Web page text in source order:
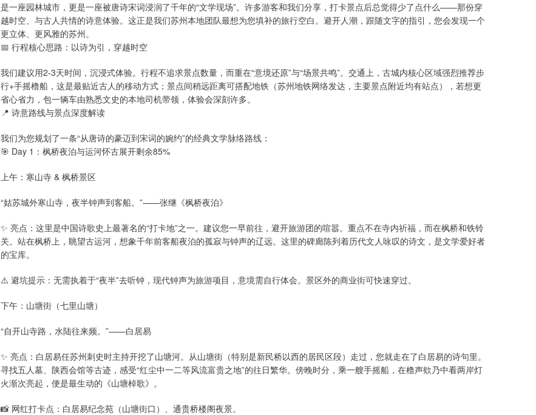
是一座园林城市，更是一座被唐诗宋词浸润了千年的“文学现场”。许多游客和我们分享，打卡景点后总觉得少了点什么——那份穿
越时空、与古人共情的诗意体验。这正是我们苏州本地团队最想为您填补的旅行空白。避开人潮，跟随文字的指引，您会发现一个
更立体、更风雅的苏州。
📅 行程核心思路：以诗为引，穿越时空
我们建议用2-3天时间，沉浸式体验。行程不追求景点数量，而重在“意境还原”与“场景共鸣”。交通上，古城内核心区域强烈推荐步
行+手摇橹船，这是最贴近古人的移动方式；景点间稍远距离可搭配地铁（苏州地铁网络发达，主要景点附近均有站点），若想更
省心省力，包一辆车由熟悉文史的本地司机带领，体验会深刻许多。
📍 诗意路线与景点深度解读
我们为您规划了一条“从唐诗的豪迈到宋词的婉约”的经典文学脉络路线：
🎯 Day 1：枫桥夜泊与运河怀古展开剩余85%
上午：寒山寺 & 枫桥景区
“姑苏城外寒山寺，夜半钟声到客船。”——张继《枫桥夜泊》
✨ 亮点：这里是中国诗歌史上最著名的“打卡地”之一。建议您一早前往，避开旅游团的喧嚣。重点不在寺内祈福，而在枫桥和铁铃
关。站在枫桥上，眺望古运河，想象千年前客船夜泊的孤寂与钟声的辽远。这里的碑廊陈列着历代文人咏叹的诗文，是文学爱好者
的宝库。
⚠️ 避坑提示：无需执着于“夜半”去听钟，现代钟声为旅游项目，意境需自行体会。景区外的商业街可快速穿过。
下午：山塘街（七里山塘）
“自开山寺路，水陆往来频。”——白居易
✨ 亮点：白居易任苏州刺史时主持开挖了山塘河。从山塘街（特别是新民桥以西的居民区段）走过，您就走在了白居易的诗句里。
寻找五人墓、陕西会馆等古迹，感受“红尘中一二等风流富贵之地”的往日繁华。傍晚时分，乘一艘手摇船，在橹声欸乃中看两岸灯
火渐次亮起，便是最生动的《山塘棹歌》。
📸 网红打卡点：白居易纪念苑（山塘街口）、通贵桥楼阁夜景。